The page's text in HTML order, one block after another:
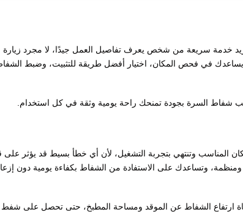
رقم فني شفاطات السرة 55009328 فأنت تريد خدمة سريعة من شخص يعرف تفاصيل العمل جيدًا، لا مجرد زيارة
يساعدك في فحص المكان، اختيار أفضل طريقة للتثبيت، وضبط
شفاط السرة بجودة تمنحك راحة يومية وثقة في كل استخدام.
المناسب وتنتهي بتجربة التشغيل، لأن أي خطأ بسيط قد يؤثر على
وتساعدك على الاستفادة من الشفاط بكفاءة يومية دون
ارتفاع الشفاط عن الموقد ومساحة المطبخ، حتى تحصل على شفط